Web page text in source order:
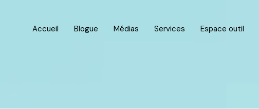
Accueil Blogue Médias Services Espace outil